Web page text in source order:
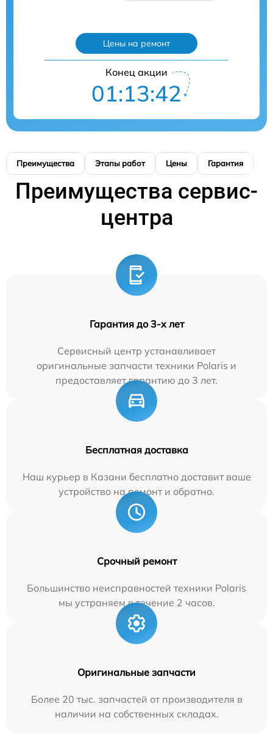
Цены на ремонт
Конец акции
01:13:41
Преимущества Этапы работ Цены Гарантия
Преимущества сервис-
центра
Гарантия до 3-х лет
Сервисный центр устанавливает
оригинальные запчасти техники Polaris и
предоставляет гарантию до 3 лет.
Бесплатная доставка
Наш курьер в Казани бесплатно доставит ваше
устройство на ремонт и обратно.
Срочный ремонт
Большинство неисправностей техники Polaris
мы устраняем в течение 2 часов.
Оригинальные запчасти
Более 20 тыс. запчастей от производителя в
наличии на собственных складах.